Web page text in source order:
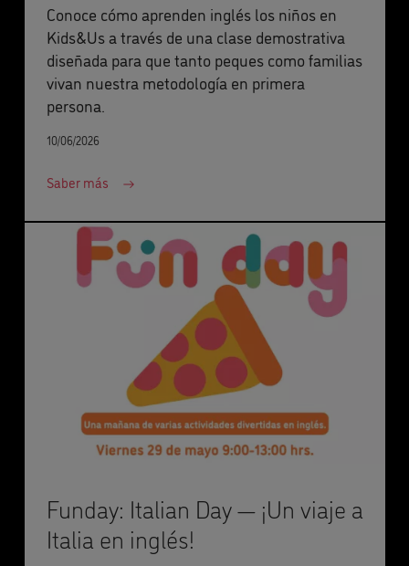
Conoce cómo aprenden inglés los niños en
Kids&Us a través de una clase demostrativa
diseñada para que tanto peques como familias
vivan nuestra metodología en primera
persona.
10/06/2026
Saber más
Funday: Italian Day — ¡Un viaje a
Italia en inglés!